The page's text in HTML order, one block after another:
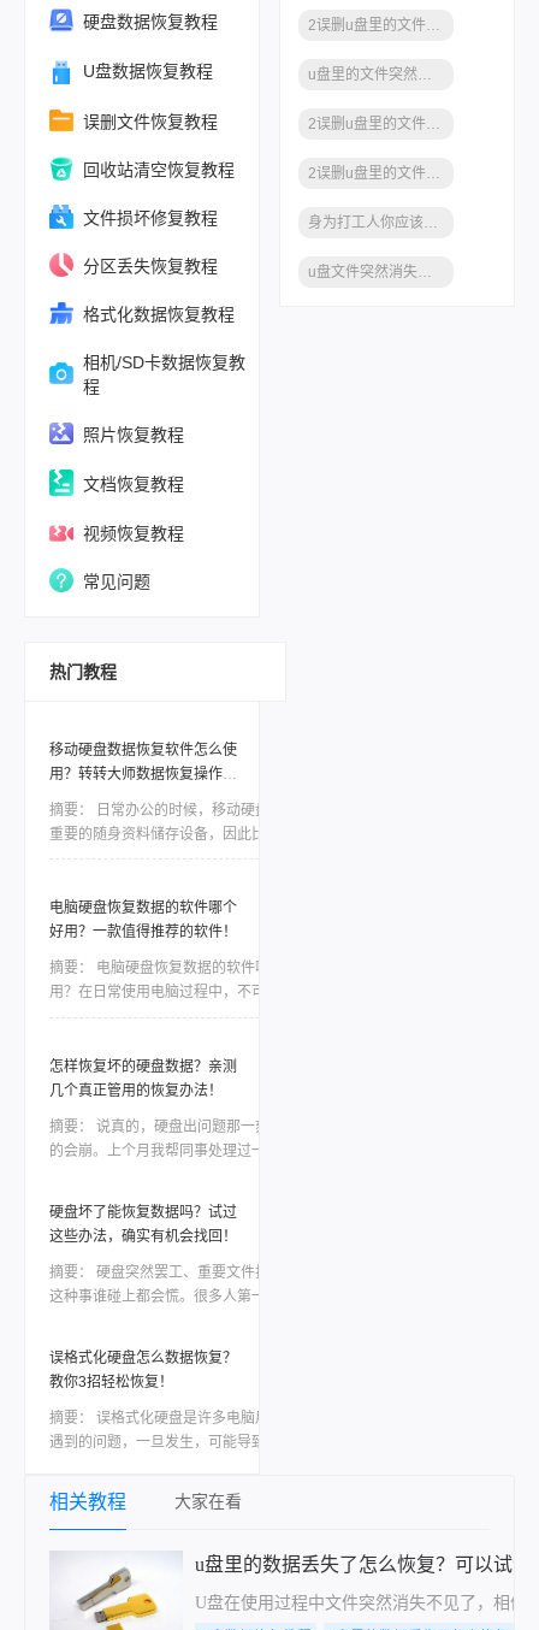
硬盘数据恢复教程
U盘数据恢复教程
误删文件恢复教程
回收站清空恢复教程
文件损坏修复教程
分区丢失恢复教程
格式化数据恢复教程
相机/SD卡数据恢复教
程
照片恢复教程
文档恢复教程
视频恢复教程
常见问题
热门教程
移动硬盘数据恢复软件怎么使
用？转转大师数据恢复操作分
享！
摘要：
重要的随身资料储存设备，因此比起电脑本
地的硬盘，移动硬盘更加容易出现数据丢
备份，那么造成的损失将是难以估量的，因
此市场对移动硬盘数据恢复软件的需求是非
据恢复这款软件，讲讲如何利用工具恢复丢
失的数据。
电脑硬盘恢复数据的软件哪个
好用？一款值得推荐的软件！
摘要：
用？在日常使用电脑过程中，不可避免地会
遇到电脑硬盘数据丢失或损坏的情况。无论
们都面临着一种紧迫感，需要尽快找到一款
稳定可靠的软件来恢复我们的宝贵数据。然
人眼花缭乱，我们应该如何选择呢？本文将
会为大家详细介绍一款备受好评的电脑硬盘
怎样恢复坏的硬盘数据？亲测
几个真正管用的恢复办法！
摘要：
的会崩。上个月我帮同事处理过一次，他那
当时我也是满头问号：怎样恢复坏的硬盘数
据？后来折腾了大半天才把东西捞回来大部
分。如果你现在也正在为硬盘出问题发愁，
先别慌，这篇会按从简单到复杂、从免费到
问题。
硬盘坏了能恢复数据吗？试过
这些办法，确实有机会找回！
摘要：
这种事谁碰上都会慌。很多人第一反应就是
成功率越高。很多人问硬盘坏了能恢复数据
吗，其实关键要看硬盘是逻辑故障还是物理
损坏，以及数据有没有被覆盖。这篇文章会
从最简单的情况讲起，逐步说到比较棘手的
楚。覆盖误删、格式化、分区丢失、设备异
响等常见情况。
误格式化硬盘怎么数据恢复？
教你3招轻松恢复！
摘要：
遇到的问题，一旦发生，可能导致重要数据
具，我们仍有可能找回这些宝贵的数据。本
文将详细介绍误格式化硬盘怎么数据恢复。
相关教程 大家在看
u盘里的数据丢失了怎么恢复？可以试试
U盘在使用过程中文件突然消失不见了，相信